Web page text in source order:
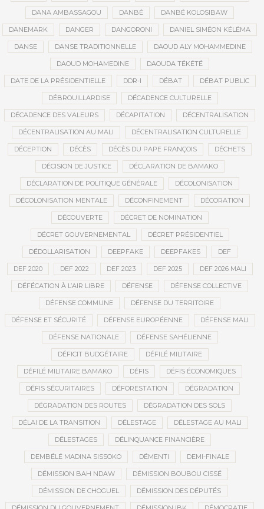
DANA AMBASSAGOU DANBÉ DANBÉ KOLOSIBAW
DANEMARK DANGER DANGORONI DANIEL SIMÉON KÉLÉMA
DANSE DANSE TRADITIONNELLE DAOUD ALY MOHAMMEDINE
DAOUD MOHAMEDINE DAOUDA TÉKÉTÉ
DATE DE LA PRÉSIDENTIELLE DDR-I DÉBAT DÉBAT PUBLIC
DÉBROUILLARDISE DÉCADENCE CULTURELLE
DÉCADENCE DES VALEURS DÉCAPITATION DÉCENTRALISATION
DÉCENTRALISATION AU MALI DÉCENTRALISATION CULTURELLE
DÉCEPTION DÉCÈS DÉCÈS DU PAPE FRANÇOIS DÉCHETS
DÉCISION DE JUSTICE DÉCLARATION DE BAMAKO
DÉCLARATION DE POLITIQUE GÉNÉRALE DÉCOLONISATION
DÉCOLONISATION MENTALE DÉCONFINEMENT DÉCORATION
DÉCOUVERTE DÉCRET DE NOMINATION
DÉCRET GOUVERNEMENTAL DÉCRET PRÉSIDENTIEL
DÉDOLLARISATION DEEPFAKE DEEPFAKES DEF
DEF 2020 DEF 2022 DEF 2023 DEF 2025 DEF 2026 MALI
DÉFÉCATION À L’AIR LIBRE DÉFENSE DÉFENSE COLLECTIVE
DÉFENSE COMMUNE DÉFENSE DU TERRITOIRE
DÉFENSE ET SÉCURITÉ DÉFENSE EUROPÉENNE DÉFENSE MALI
DÉFENSE NATIONALE DÉFENSE SAHÉLIENNE
DÉFICIT BUDGÉTAIRE DÉFILÉ MILITAIRE
DÉFILÉ MILITAIRE BAMAKO DÉFIS DÉFIS ÉCONOMIQUES
DÉFIS SÉCURITAIRES DÉFORESTATION DÉGRADATION
DÉGRADATION DES ROUTES DÉGRADATION DES SOLS
DÉLAI DE LA TRANSITION DÉLESTAGE DÉLESTAGE AU MALI
DÉLESTAGES DÉLINQUANCE FINANCIÈRE
DEMBÉLÉ MADINA SISSOKO DÉMENTI DEMI-FINALE
DÉMISSION BAH NDAW DÉMISSION BOUBOU CISSÉ
DÉMISSION DE CHOGUEL DÉMISSION DES DÉPUTÉS